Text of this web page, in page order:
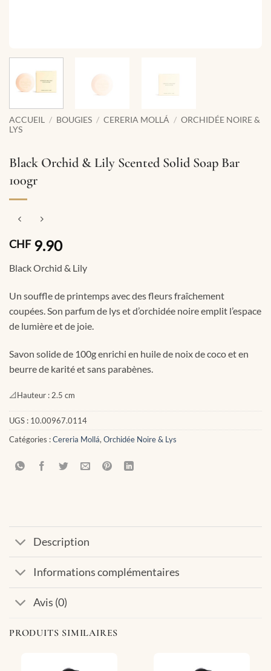
ACCUEIL / BOUGIES / CERERIA MOLLÁ / ORCHIDÉE NOIRE &
LYS
Black Orchid & Lily Scented Solid Soap Bar
100gr
CHF9.90
Black Orchid & Lily
Un souffle de printemps avec des fleurs fraîchement
coupées. Son parfum de lys et d’orchidée noire emplit l’espace
de lumière et de joie.
Savon solide de 100g enrichi en huile de noix de coco et en
beurre de karité et sans parabènes.
📐Hauteur : 2.5 cm
UGS : 10.00967.0114
Catégories :Cereria Mollá,Orchidée Noire & Lys
Description
Informations complémentaires
Avis (0)
PRODUITS SIMILAIRES